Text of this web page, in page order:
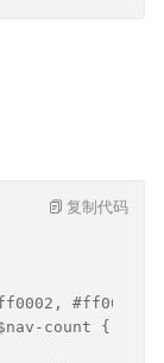
#ff0003,
count {
复制代码